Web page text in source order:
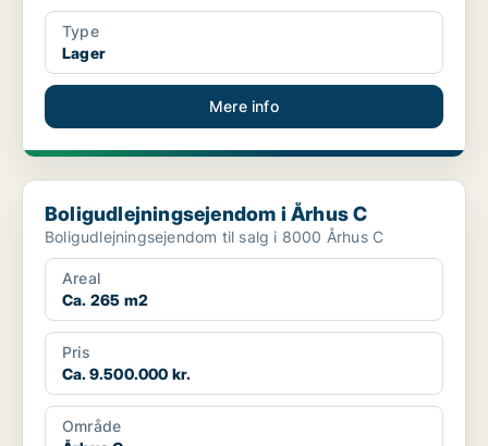
Type
Lager
Mere info
Boligudlejningsejendom i Århus C
Boligudlejningsejendom i Århus C
Boligudlejningsejendom til salg i 8000 Århus C
Areal
Ca. 265 m2
Pris
Ca. 9.500.000 kr.
Område